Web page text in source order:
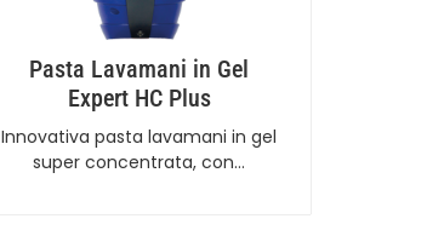
Pasta Lavamani in Gel
Expert HC Plus
Innovativa pasta lavamani in gel
super concentrata, con…